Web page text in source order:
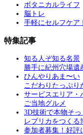
ボタニカルライフ
脳トレ
手軽にセルフケア
特集記事
知る人ぞ知る名景
勝手に紀州穴場遺
ひんやりあま〜い
こだわりたっぷり
サービスエリア・
ご当地グルメ
3D技術で本物そっ
レプリカをつくる
参加者募集！好評